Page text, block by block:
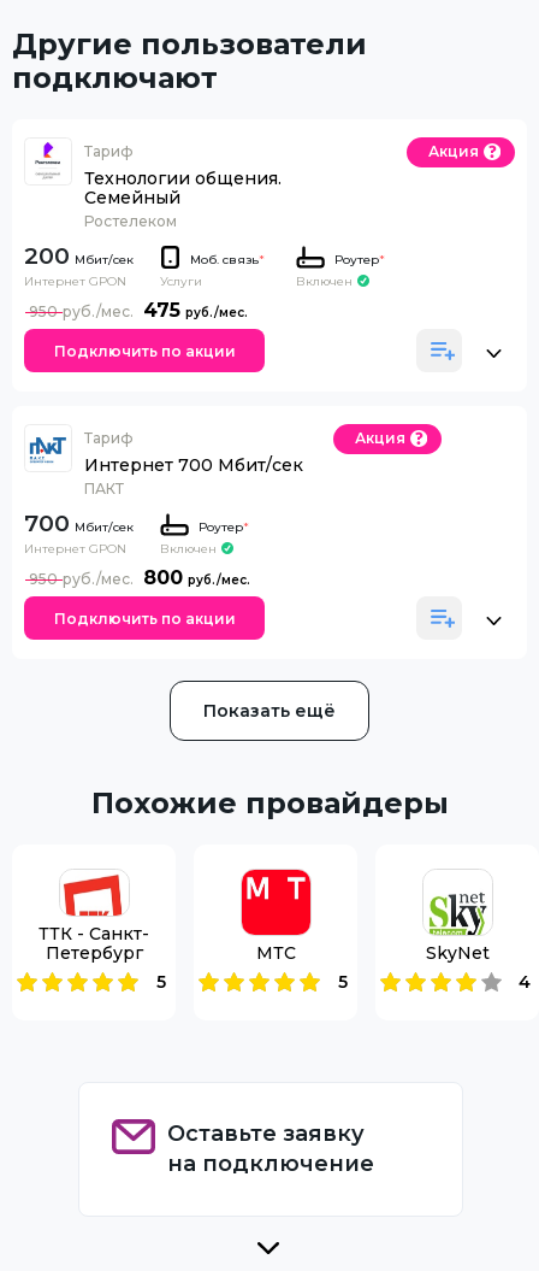
Другие пользователи
подключают
Тариф
Технологии общения.
Семейный
Ростелеком
Акция
200
Интернет GPON
Моб. связь*
Услуги
Роутер*
Включен
475
950
Подключить по акции
Тариф
Интернет 700 Мбит/сек
ПАКТ
Акция
700
Интернет GPON
Роутер*
Включен
800
950
Подключить по акции
Показать ещё
Похожие провайдеры
ТТК - Санкт-
Петербург
5
МТС
5
SkyNet
4
Оставьте заявку
на подключение